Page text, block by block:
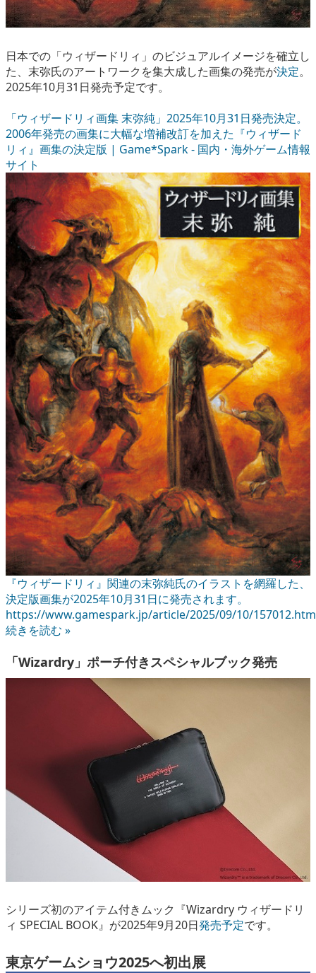
日本での「ウィザードリィ」のビジュアルイメージを確立し
た、末弥氏のアートワークを集大成した画集の発売が決定。
2025年10月31日発売予定です。
「ウィザードリィ画集 末弥純」2025年10月31日発売決定。
2006年発売の画集に大幅な増補改訂を加えた『ウィザード
リィ』画集の決定版 | Game*Spark - 国内・海外ゲーム情報
サイト
『ウィザードリィ』関連の末弥純氏のイラストを網羅した、
決定版画集が2025年10月31日に発売されます。
https://www.gamespark.jp/article/2025/09/10/
続きを読む »
「Wizardry」ポーチ付きスペシャルブック発売
シリーズ初のアイテム付きムック『Wizardry ウィザードリ
ィ SPECIAL BOOK』が2025年9月20日発売予定です。
東京ゲームショウ2025へ初出展